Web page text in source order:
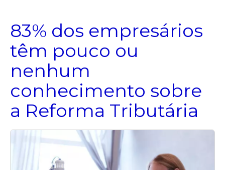
83% dos empresários
têm pouco ou
nenhum
conhecimento sobre
a Reforma Tributária